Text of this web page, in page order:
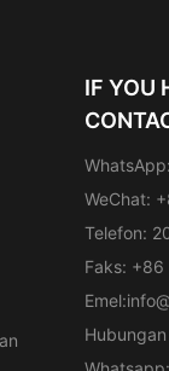
IF YOU
WeChat:
Telefon:
Faks:
Emel: